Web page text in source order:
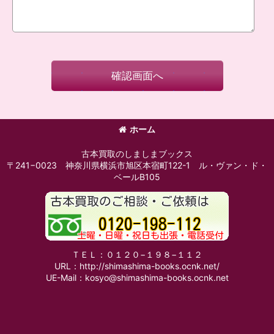
確認画面へ
ホーム
古本買取のしましまブックス
〒241−0023 神奈川県横浜市旭区本宿町122-1 ル・ヴァン・ド・
ベールB105
ＴＥＬ：０１２０−１９８−１１２
URL：http://shimashima-books.ocnk.net/
UE-Mail：kosyo@shimashima-books.ocnk.net